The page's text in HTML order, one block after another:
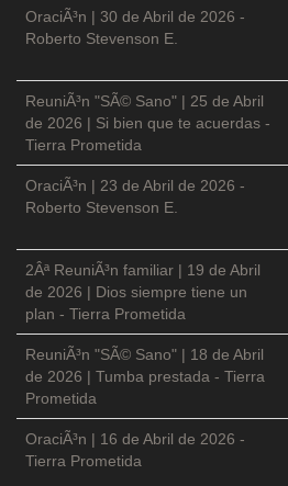
OraciÃ³n | 30 de Abril de 2026 -
Roberto Stevenson E.
ReuniÃ³n "SÃ© Sano" | 25 de Abril
de 2026 | Si bien que te acuerdas -
Tierra Prometida
OraciÃ³n | 23 de Abril de 2026 -
Roberto Stevenson E.
2Âª ReuniÃ³n familiar | 19 de Abril
de 2026 | Dios siempre tiene un
plan - Tierra Prometida
ReuniÃ³n "SÃ© Sano" | 18 de Abril
de 2026 | Tumba prestada - Tierra
Prometida
OraciÃ³n | 16 de Abril de 2026 -
Tierra Prometida